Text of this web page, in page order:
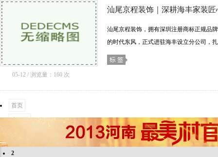
05-12 / 浏览量：160 次
汕尾京程装饰｜深耕海丰家装
汕尾京程装饰，拥有深圳注册商标正规品
的时代东风，正式进驻海丰设立分公司，
首页
2